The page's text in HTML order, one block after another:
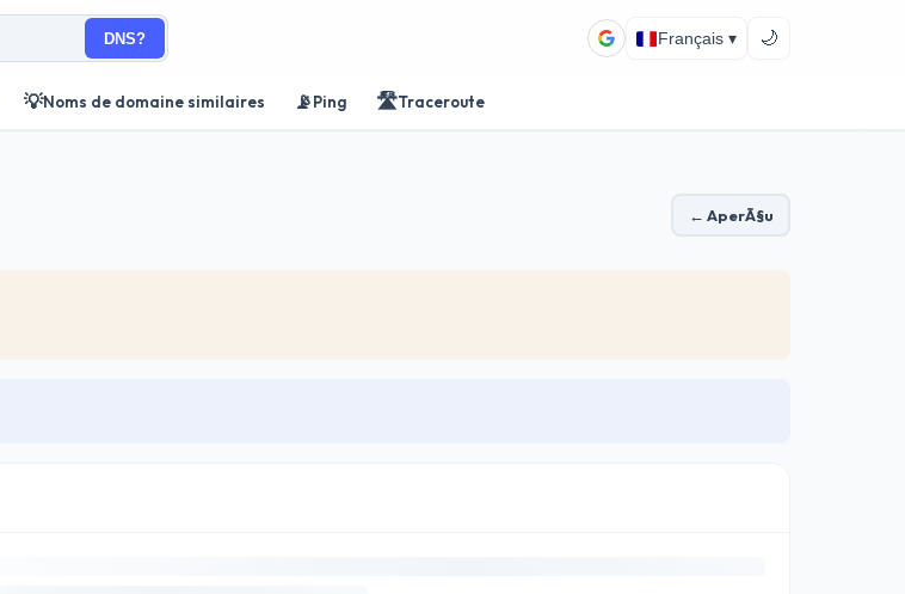
DNS? Français ▾ 🌙
💡Noms de domaine similaires 📡Ping 🛣️Traceroute
← AperÃ§u